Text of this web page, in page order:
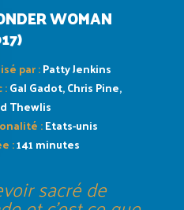
WOMAN
par :Patty Jenkins
:Gal Gadot, Chris Pine,
Thewlis
:Etats-unis
:141 minutes
sacré de